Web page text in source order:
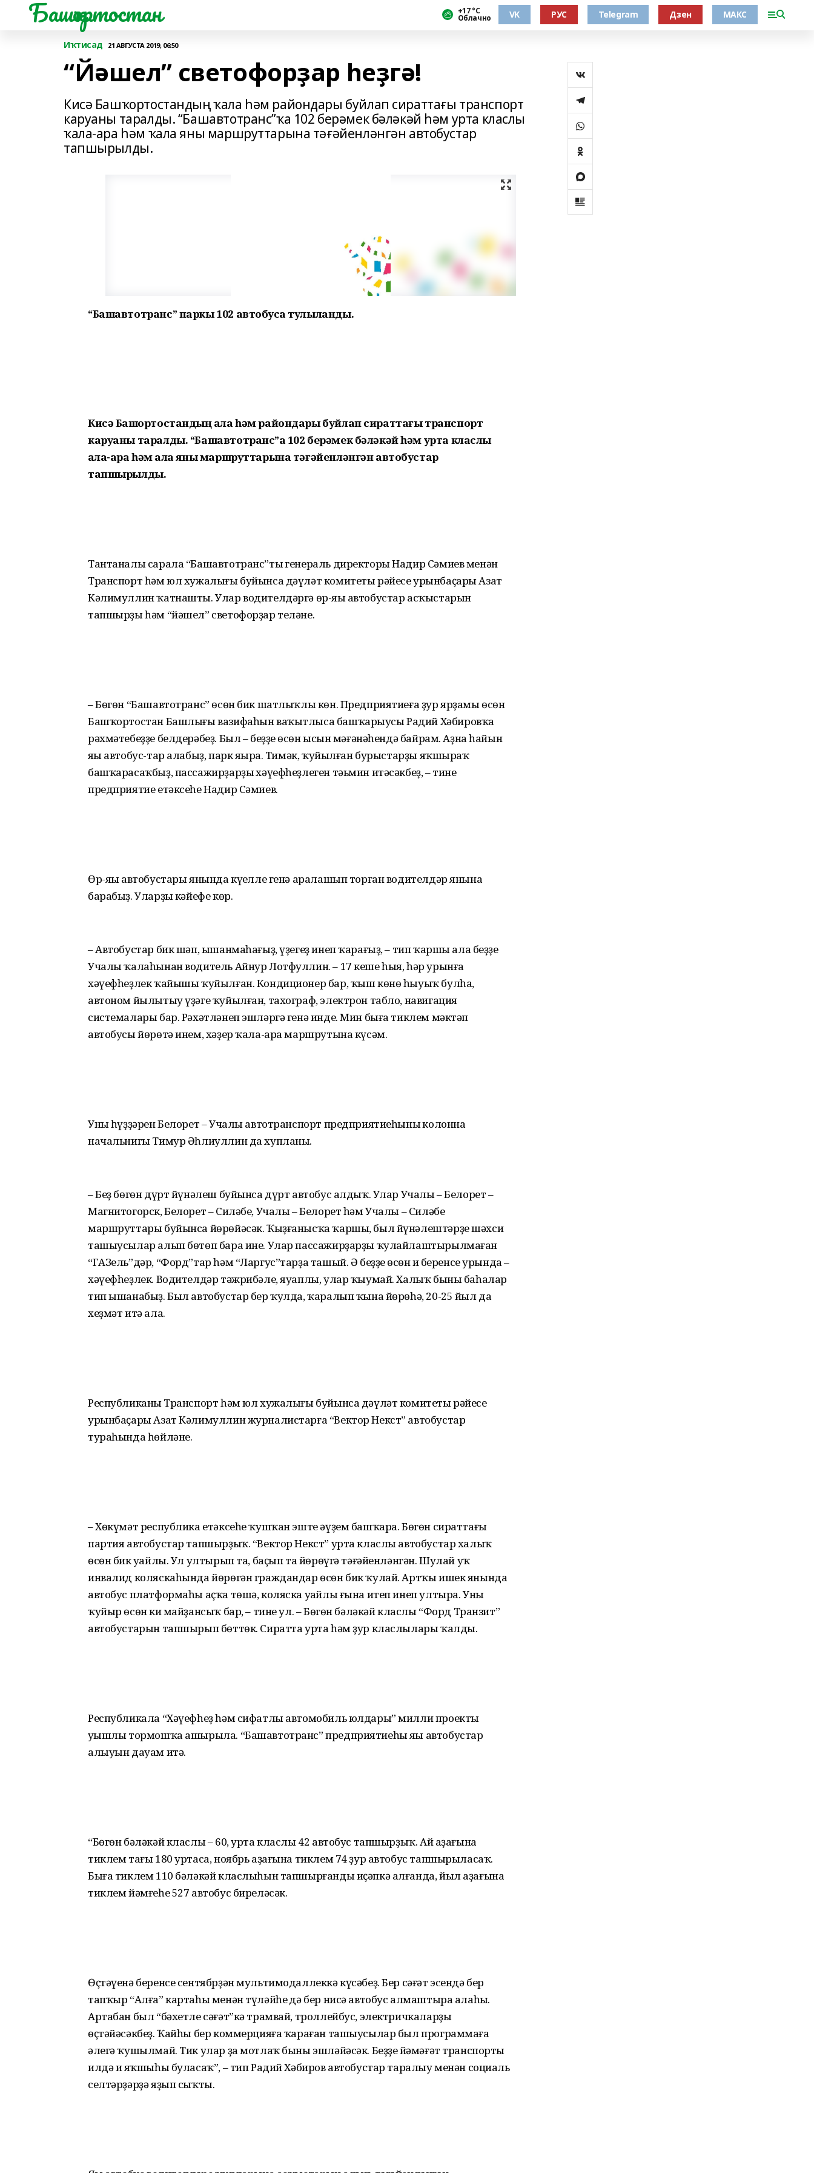
Башҡортостан +17 °С
Облачно VK РУС Telegram Дзен МАКС
Иҡтисад 21 АВГУСТА 2019, 06:50
“Йәшел” светофорҙар һеҙгә!
Кисә Башҡортостандың ҡала һәм райондары буйлап сираттағы транспорт
каруаны таралды. “Башавтотранс”ҡа 102 берәмек бәләкәй һәм урта класлы
ҡала-ара һәм ҡала яны маршруттарына тәғәйенләнгән автобустар
тапшырылды.
“Башавтотранс” паркы 102 автобусҡа тулыланды.
Кисә Башҡортостандың ҡала һәм райондары буйлап сираттағы транспорт
каруаны таралды. “Башавтотранс”ҡа 102 берәмек бәләкәй һәм урта класлы
ҡала-ара һәм ҡала яны маршруттарына тәғәйенләнгән автобустар
тапшырылды.
Тантаналы сарала “Башавтотранс”тың генераль директоры Надир Сәмиев менән
Транспорт һәм юл хужалығы буйынса дәүләт комитеты рәйесе урынбаҫары Азат
Кәлимуллин ҡатнашты. Улар водителдәргә өр-яңы автобустар асҡыстарын
тапшырҙы һәм “йәшел” светофорҙар теләне.
– Бөгөн “Башавтотранс” өсөн бик шатлыҡлы көн. Предприятиеға ҙур ярҙамы өсөн
Башҡортостан Башлығы вазифаһын ваҡытлыса башҡарыусы Радий Хәбировҡа
рәхмәтебеҙҙе белдерәбеҙ. Был – беҙҙең өсөн ысын мәғәнәһендә байрам. Аҙна һайын
яңы автобус-тар алабыҙ, парк яңыра. Тимәк, ҡуйылған бурыстарҙы яҡшыраҡ
башҡарасаҡбыҙ, пассажирҙарҙың хәүефһеҙлеген тәьмин итәсәкбеҙ, – тине
предприятие етәксеһе Надир Сәмиев.
Өр-яңы автобустары янында күңелле генә аралашып торған водителдәр янына
барабыҙ. Уларҙың кәйефе көр.
– Автобустар бик шәп, ышанмаһағыҙ, үҙегеҙ инеп ҡарағыҙ, – тип ҡаршы ала беҙҙе
Учалы ҡалаһынан водитель Айнур Лотфуллин. – 17 кеше һыя, һәр урынға
хәүефһеҙлек ҡайышы ҡуйылған. Кондиционер бар, ҡыш көнө һыуыҡ булһа,
автоном йылытыу үҙәге ҡуйылған, тахограф, электрон табло, навигация
системалары бар. Рәхәтләнеп эшләргә генә инде. Мин быға тиклем мәктәп
автобусы йөрөтә инем, хәҙер ҡала-ара маршрутына күсәм.
Уның һүҙҙәрен Белорет – Учалы автотранспорт предприятиеһының колонна
начальнигы Тимур Әһлиуллин да хупланы.
– Беҙ бөгөн дүрт йүнәлеш буйынса дүрт автобус алдыҡ. Улар Учалы – Белорет –
Магнитогорск, Белорет – Силәбе, Учалы – Белорет һәм Учалы – Силәбе
маршруттары буйынса йөрөйәсәк. Ҡыҙғанысҡа ҡаршы, был йүнәлештәрҙе шәхси
ташыусылар алып бөтөп бара ине. Улар пассажирҙарҙы ҡулайлаш­тырылмаған
“ГАЗель”дәр, “Форд”тар һәм “Ларгус”тарҙа ташый. Ә беҙҙең өсөн иң беренсе урында –
хәүефһеҙлек. Водителдәр тәжрибәле, яуаплы, улар ҡыумай. Халыҡ быны баһалар
тип ышанабыҙ. Был автобустар бер ҡулда, ҡаралып ҡына йөрөһә, 20-25 йыл да
хеҙмәт итә ала.
Республиканың Транспорт һәм юл хужалығы буйынса дәүләт комитеты рәйесе
урынбаҫары Азат Кәлимуллин журналистарға “Вектор Некст” автобустар
тураһында һөйләне.
– Хөкүмәт республика етәксеһе ҡушҡан эште әүҙем башҡара. Бөгөн сираттағы
партия автобустар тапшырҙыҡ. “Вектор Некст” урта класлы автобустар халыҡ
өсөн бик уңайлы. Ул ултырып та, баҫып та йөрөүгә тәғәйенләнгән. Шулай уҡ
инвалид коляскаһында йөрөгән граждандар өсөн бик ҡулай. Артҡы ишек янында
автобус платформаһы аҫҡа төшә, коляска уңайлы ғына итеп инеп ултыра. Уны
ҡуйыр өсөн киң майҙансыҡ бар, – тине ул. – Бөгөн бәләкәй класлы “Форд Транзит”
автобустарын тапшырып бөттөк. Сиратта урта һәм ҙур класлылары ҡалды.
Республикала “Хәүефһеҙ һәм сифатлы автомобиль юлдары” милли проекты
уңышлы тормошҡа ашырыла. “Башавтотранс” предприятиеһы яңы автобустар
алыуын дауам итә.
“Бөгөн бәләкәй класлы – 60, урта класлы 42 автобус тапшырҙыҡ. Ай аҙағына
тиклем тағы 180 уртаса, ноябрь аҙағына тиклем 74 ҙур автобус тапшырыласаҡ.
Быға тиклем 110 бәләкәй класлыһын тапшырғанды иҫәпкә алғанда, йыл аҙағына
тиклем йәмғеһе 527 автобус биреләсәк.
Өҫтәүенә беренсе сентябрҙән мультимо­даллеккә күсәбеҙ. Бер сәғәт эсендә бер
тапҡыр “Алға” картаһы менән түләйһең дә бер нисә автобус алмаштыра алаһың.
Артабан был “бәхетле сәғәт”кә трамвай, троллейбус, электричкаларҙы
өҫтәйәсәкбеҙ. Ҡайһы бер коммерцияға ҡараған ташыусылар был программаға
әлегә ҡушылмай. Тик улар ҙа мотлаҡ быны эшләйәсәк. Беҙҙең йәмәғәт транспорты
илдә иң яҡшыһы буласаҡ”, – тип Радий Хәбиров автобустар таралыу менән социаль
селтәрҙәрҙә яҙып сыҡты.